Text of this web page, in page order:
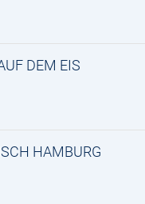
DEM EIS
HAMBURG